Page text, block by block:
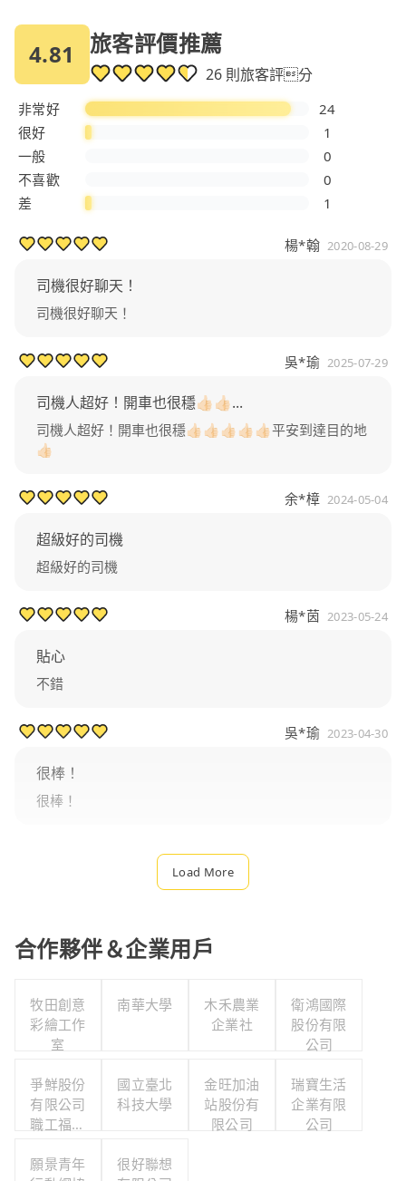
4.81 旅客評價推薦
26 則旅客評分
非常好
24
很好
1
一般
0
不喜歡
0
差
1
楊*翰 2020-08-29
司機很好聊天！
司機很好聊天！
吳*瑜 2025-07-29
司機人超好！開車也很穩👍🏻👍🏻...
司機人超好！開車也很穩👍🏻👍🏻👍🏻👍🏻👍🏻平安到達目的地
👍🏻
余*樟 2024-05-04
超級好的司機
超級好的司機
楊*茵 2023-05-24
貼心
不錯
吳*瑜 2023-04-30
很棒！
很棒！
Load More
合作夥伴＆企業用戶
牧田創意
彩繪工作
室
南華大學
木禾農業
企業社
衛鴻國際
股份有限
公司
爭鮮股份
有限公司
職工福利
國立臺北
科技大學
金旺加油
站股份有
限公司
瑞寶生活
企業有限
公司
願景青年
很好聯想